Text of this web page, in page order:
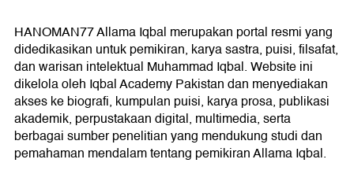
HANOMAN77 Allama Iqbal merupakan portal resmi yang
didedikasikan untuk pemikiran, karya sastra, puisi, filsafat,
dan warisan intelektual Muhammad Iqbal. Website ini
dikelola oleh Iqbal Academy Pakistan dan menyediakan
akses ke biografi, kumpulan puisi, karya prosa, publikasi
akademik, perpustakaan digital, multimedia, serta
berbagai sumber penelitian yang mendukung studi dan
pemahaman mendalam tentang pemikiran Allama Iqbal.